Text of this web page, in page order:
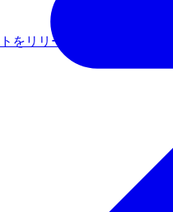
をリリースします